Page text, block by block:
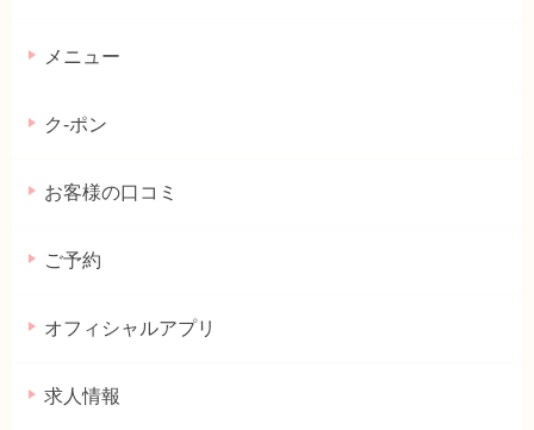
メニュー
ク-ポン
お客様の口コミ
ご予約
オフィシャルアプリ
求人情報